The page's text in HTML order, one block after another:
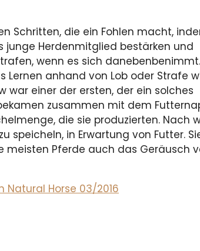
Schritten, die ein Fohlen macht,
junge Herdenmitglied bestärken und
wenn es sich
Lernen anhand von Lob oder Strafe
war einer der ersten, der ein solches
zusammen mit dem
die sie produzierten. Nach
speicheln, in Erwartung von Futter.
meisten Pferde auch das Geräusch
Natural Horse 03/2016